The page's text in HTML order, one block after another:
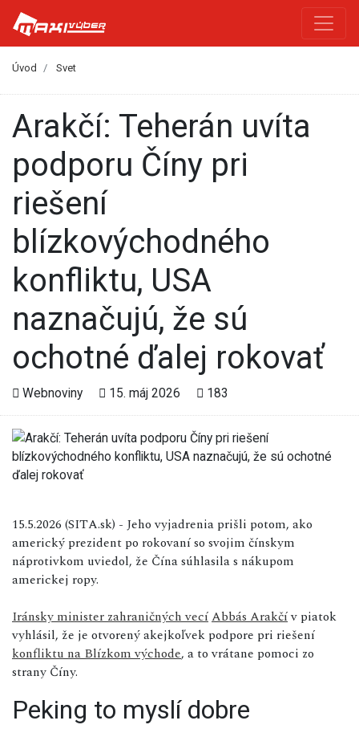
Úvod Svet
Arakčí: Teherán uvíta
podporu Číny pri
riešení
blízkovýchodného
konfliktu, USA
naznačujú, že sú
ochotné ďalej rokovať
Webnoviny 15. máj 2026 183
15.5.2026 (SITA.sk) - Jeho vyjadrenia prišli potom, ako
americký prezident po rokovaní so svojim čínskym
náprotivkom uviedol, že Čína súhlasila s nákupom
americkej ropy.
Iránsky minister zahraničných vecíAbbás Arakčív piatok
vyhlásil, že je otvorený akejkoľvek podpore pri riešení
konfliktu na Blízkom východe, a to vrátane pomoci zo
strany Číny.
Peking to myslí dobre